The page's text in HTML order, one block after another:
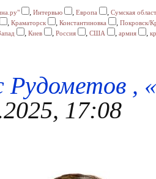
, Интервью , Европа , Сумская
, Краматорск , Константиновка , Покровск/
, Киев , Россия , США , армия ,
Рудометов ,
17:08